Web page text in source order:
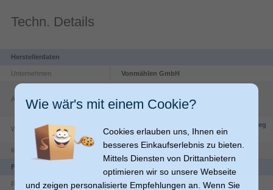
Techn. Details
Herstellerdaten
Unternehmen Vonmählen GmbH
Adresse
Lüneburg
DE
Website
https://www.vonmaehlen.com/en/policies/leg
al-notice
Kontakt
Funktionen
Produkttyp Armband
Wie wär's mit einem Cookie?
Cookies erlauben uns, Ihnen ein
besseres Einkaufserlebnis zu bieten.
Mittels Diensten von Drittanbietern
optimieren wir so unsere Webseite
und zeigen personalisierte Empfehlungen an. Wenn Sie